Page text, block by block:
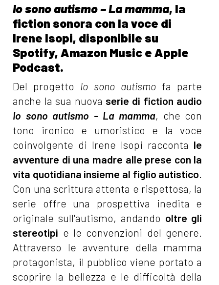
Io sono autismo – La mamma, la
fiction sonora con la voce di
Irene Isopi, disponibile su
Spotify, Amazon Music e Apple
Podcast.
Del progetto Io sono autismo fa parte
anche la sua nuova serie di fiction audio
Io sono autismo - La mamma, che con
tono ironico e umoristico e la voce
coinvolgente di Irene Isopi racconta le
avventure di una madre alle prese con la
vita quotidiana insieme al figlio autistico
Con una scrittura attenta e rispettosa, la
serie offre una prospettiva inedita e
originale sull'autismo, andando oltre gli
stereotipi e le convenzioni del genere.
Attraverso le avventure della mamma
protagonista, il pubblico viene portato a
scoprire la bellezza e le difficoltà della